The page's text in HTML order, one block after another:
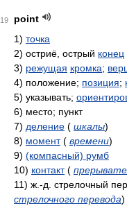
19
point
1) точка
2) остриё, острый конец
3) режущая кромка;
4) положение; позиция;
5) указывать;
6) место; пункт
7) деление ( шкалы)
8) момент ( времени)
9) (компасный) румб
10) контакт (
11) ж.-д. стрелочный
стрелочного перевода)